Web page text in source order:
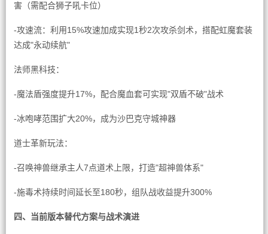
害（需配合狮子吼卡位）
-攻速流：利用15%攻速加成实现1秒2次攻杀剑术，搭配虹魔套装
达成"永动续航"
法师黑科技：
-魔法盾强度提升17%，配合魔血套可实现"双盾不破"战术
-冰咆哮范围扩大20%，成为沙巴克守城神器
道士革新玩法：
-召唤神兽继承主人7点道术上限，打造"超神兽体系"
-施毒术持续时间延长至180秒，组队战收益提升300%
四、当前版本替代方案与战术演进